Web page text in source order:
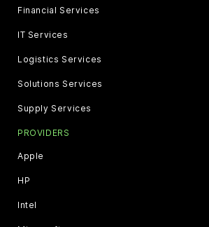
Financial Services
IT Services
Logistics Services
Solutions Services
Supply Services
PROVIDERS
Apple
HP
Intel